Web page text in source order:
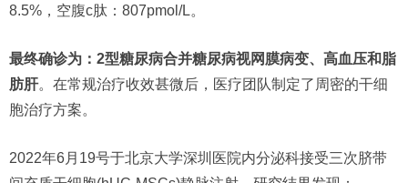
8.5%，空腹c肽：807pmol/L。
最终确诊为：2型糖尿病合并糖尿病视网膜病变、高血压和脂
肪肝。在常规治疗收效甚微后，医疗团队制定了周密的干细
胞治疗方案。
2022年6月19号于北京大学深圳医院内分泌科接受三次脐带